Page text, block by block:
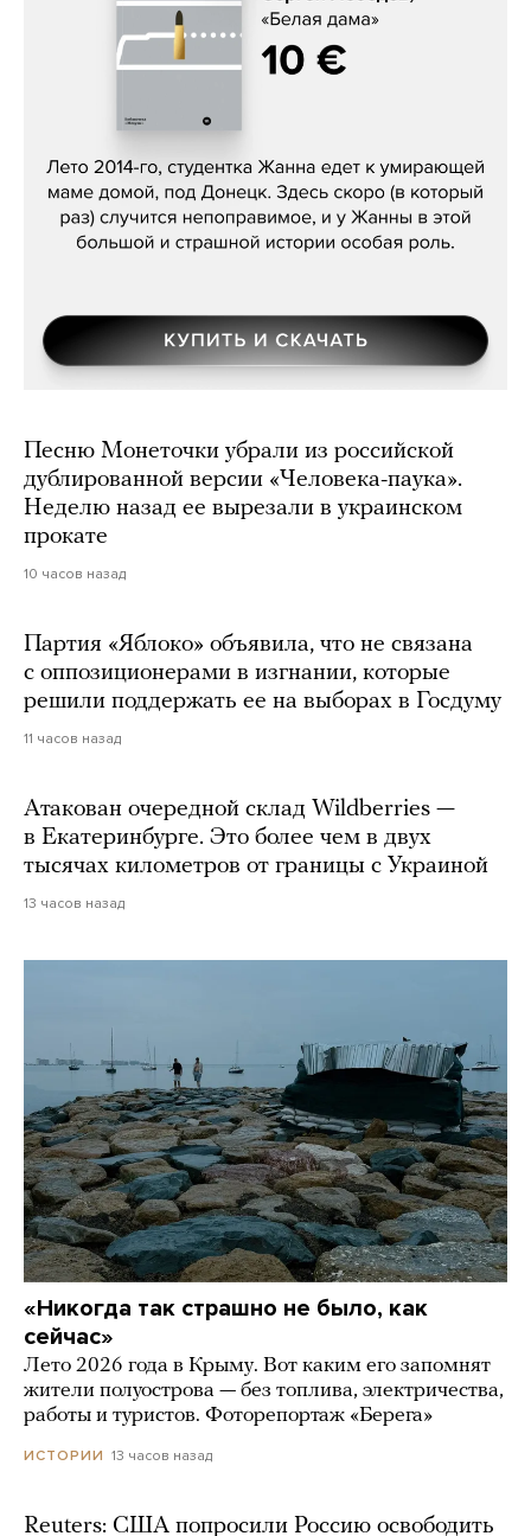
Сергей Лебедев, «Белая дама»
Песню Монеточки убрали из российской
дублированной версии «Человека-паука».
Неделю назад ее вырезали в украинском
прокате
10 часов назад
Партия «Яблоко» объявила, что не связана
с оппозиционерами в изгнании, которые
решили поддержать ее на выборах в Госдуму
11 часов назад
Атакован очередной склад Wildberries —
в Екатеринбурге. Это более чем в двух
тысячах километров от границы с Украиной
13 часов назад
«Никогда так страшно не было, как
сейчас»
Лето 2026 года в Крыму. Вот каким его запомнят
жители полуострова — без топлива, электричества,
работы и туристов. Фоторепортаж «Берега»
ИСТОРИИ 13 часов назад
Reuters: США попросили Россию освободить